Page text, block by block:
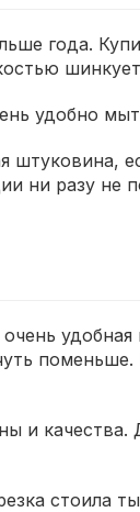
года.
удобно
штуковина,
ни разу не
и качества.
стоила